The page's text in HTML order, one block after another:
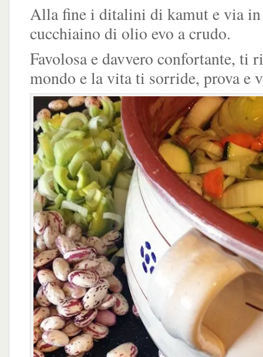
Alla fine i ditalini di kamut e via in
cucchiaino di olio evo a crudo.
Favolosa e davvero confortante, ti
mondo e la vita ti sorride, prova e